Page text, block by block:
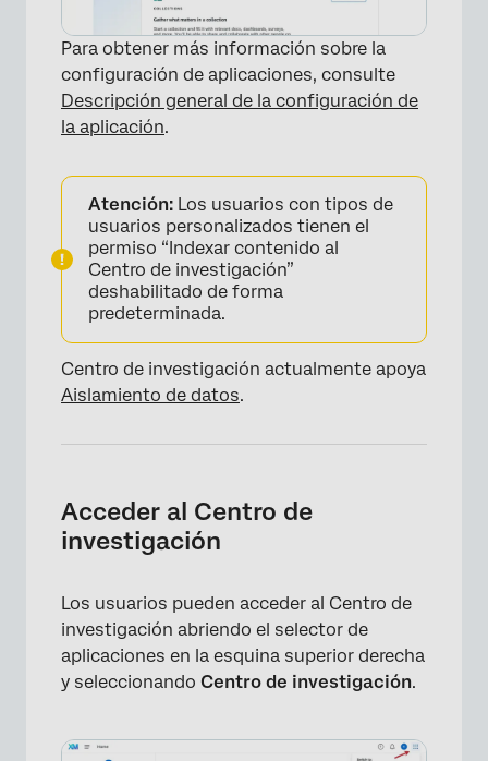
Para obtener más información sobre la
configuración de aplicaciones, consulte
Descripción general de la configuración de
la aplicación.
Atención: Los usuarios con tipos de
usuarios personalizados tienen el
permiso “Indexar contenido al
Centro de investigación”
deshabilitado de forma
predeterminada.
Centro de investigación actualmente apoya
Aislamiento de datos.
Acceder al Centro de
investigación
Los usuarios pueden acceder al Centro de
investigación abriendo el selector de
aplicaciones en la esquina superior derecha
y seleccionando Centro de investigación.